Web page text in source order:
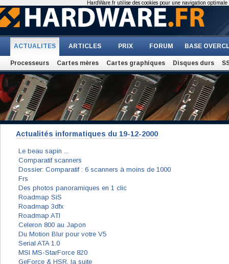
ACTUALITES ARTICLES PRIX FORUM BASE
Processeurs Cartes mères Cartes graphiques Disques durs
Actualités informatiques du 19-12-2000
Le beau sapin ...
Comparatif scanners
Dossier: Comparatif : 6 scanners à moins de 1000
Frs
Des photos panoramiques en 1 clic
Roadmap SiS
Roadmap 3dfx
Roadmap ATI
Celeron 800 au Japon
Du Motion Blur pour votre V5
Serial ATA 1.0
MSI MS-StarForce 820
GeForce & HSR, la suite
HardWare.fr utilise des cookies pour une navigation